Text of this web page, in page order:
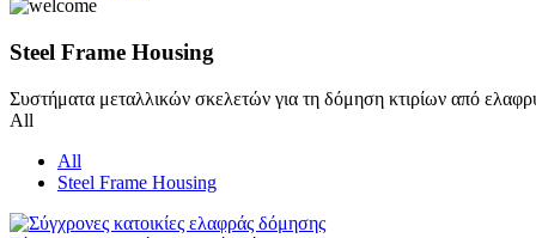
Steel Frame Housing
Συστήματα μεταλλικών σκελετών για τη δόμηση κτιρίων από
All
All
Steel Frame Housing